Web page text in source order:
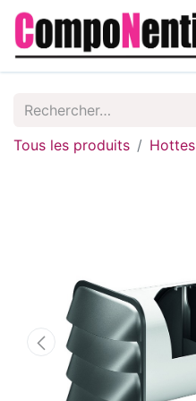
Tous les produits Hottes